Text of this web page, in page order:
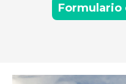
Formulario